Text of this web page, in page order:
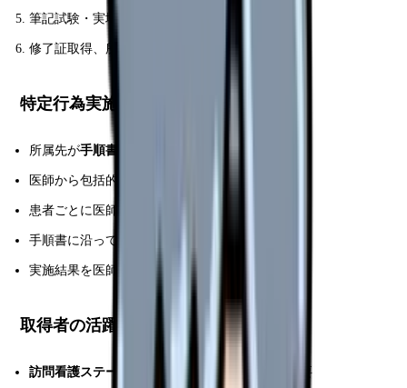
筆記試験・実地評価合格
修了証取得、所属先で実施開始
特定行為実施までの流れ
所属先が手順書
医師から包括的指示を受ける
患者ごとに医師の事前確認
手順書に沿って特定行為実施
実施結果を医師に報告
取得者の活躍の場
訪問看護ステーション :胃ろう交換で医師呼び不要